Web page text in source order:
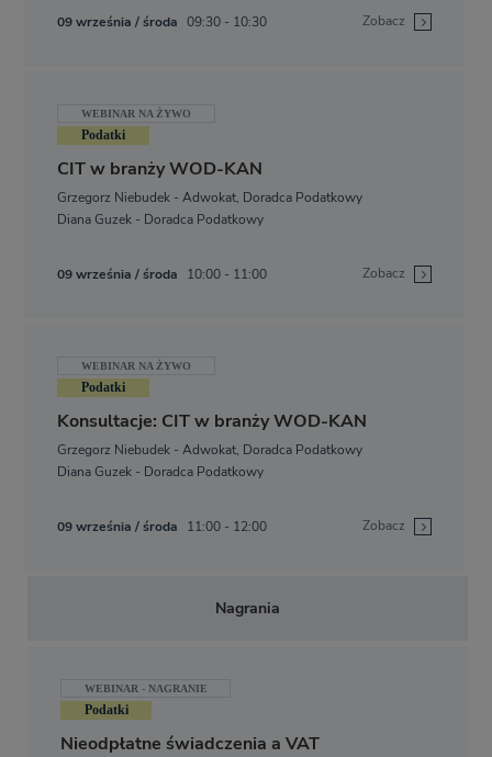
09 września / środa 09:30 - 10:30 Zobacz
WEBINAR NA ŻYWO
Podatki
CIT w branży WOD-KAN
Grzegorz Niebudek - Adwokat, Doradca Podatkowy
Diana Guzek - Doradca Podatkowy
09 września / środa 10:00 - 11:00 Zobacz
WEBINAR NA ŻYWO
Podatki
Konsultacje: CIT w branży WOD-KAN
Grzegorz Niebudek - Adwokat, Doradca Podatkowy
Diana Guzek - Doradca Podatkowy
09 września / środa 11:00 - 12:00 Zobacz
Nagrania
WEBINAR - NAGRANIE
Podatki
Nieodpłatne świadczenia a VAT